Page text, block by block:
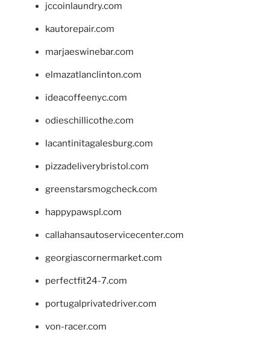
jccoinlaundry.com
kautorepair.com
marjaeswinebar.com
elmazatlanclinton.com
ideacoffeenyc.com
odieschillicothe.com
lacantinitagalesburg.com
pizzadeliverybristol.com
greenstarsmogcheck.com
happypawspl.com
callahansautoservicecenter.com
georgiascornermarket.com
perfectfit24-7.com
portugalprivatedriver.com
von-racer.com